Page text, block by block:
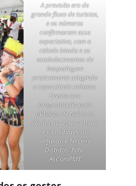
A previsão era de
grande fluxo de turistas,
e os números
confirmaram essa
expectativa, com a
cidade lotada e os
estabelecimentos de
hospedagem
praticamente atingindo
a capacidade máxima.
Evento teve
programação para
públicos de todas as
idades, na zona urbana
e localidades do
Segundo e Terceiro
Distritos. Foto:
AsComPMT